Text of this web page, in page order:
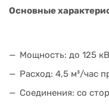
Основные
Мощность: до 125
Расход: 4,5 м³/час
Соединения: со